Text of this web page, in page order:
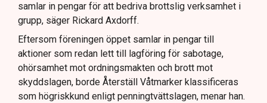
samlar in pengar för att bedriva brottslig verksamhet i
grupp, säger Rickard Axdorff.
Eftersom föreningen öppet samlar in pengar till
aktioner som redan lett till lagföring för sabotage,
ohörsamhet mot ordningsmakten och brott mot
skyddslagen, borde Återställ Våtmarker klassificeras
som högriskkund enligt penningtvättslagen, menar han.